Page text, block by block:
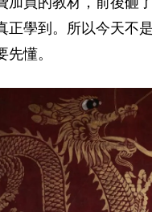
正學到。所以今天不
先懂。